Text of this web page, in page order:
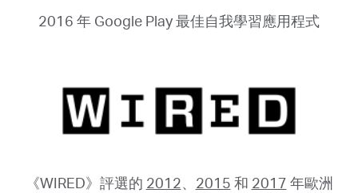
2016 年 Google Play 最佳自我學習應用程式
《WIRED》評選的 2012、 2015 和 2017 年歐洲